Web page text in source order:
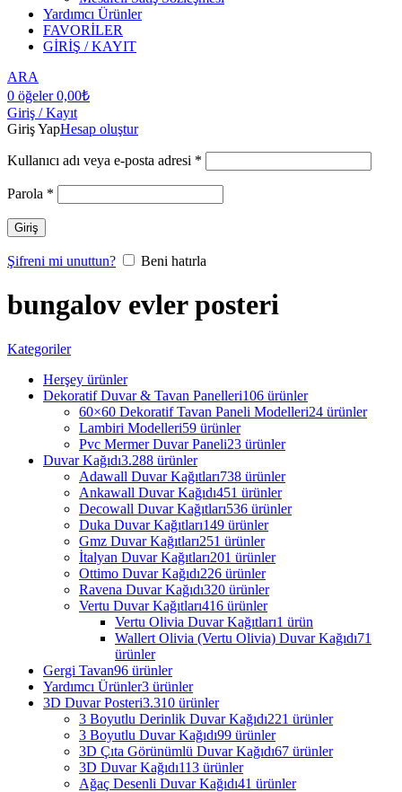
Yardımcı Ürünler
FAVORİLER
GİRİŞ / KAYIT
ARA
0 öğeler 0,00₺
Giriş / Kayıt
Giriş YapHesap oluştur
Kullanıcı adı veya e-posta adresi *
Parola *
Giriş
Şifreni mi unuttun? Beni hatırla
bungalov evler posteri
Kategoriler
Herşey ürünler
Dekoratif Duvar & Tavan Panelleri106 ürünler
60×60 Dekoratif Tavan Paneli Modelleri24 ürünler
Lambiri Modelleri59 ürünler
Pvc Mermer Duvar Paneli23 ürünler
Duvar Kağıdı3.288 ürünler
Adawall Duvar Kağıtları738 ürünler
Ankawall Duvar Kağıdı451 ürünler
Decowall Duvar Kağıtları536 ürünler
Duka Duvar Kağıtları149 ürünler
Gmz Duvar Kağıtları251 ürünler
İtalyan Duvar Kağıtları201 ürünler
Ottimo Duvar Kağıdı226 ürünler
Ravena Duvar Kağıdı320 ürünler
Vertu Duvar Kağıtları416 ürünler
Vertu Olivia Duvar Kağıtları1 ürün
Wallert Olivia (Vertu Olivia) Duvar Kağıdı71
ürünler
Gergi Tavan96 ürünler
Yardımcı Ürünler3 ürünler
3D Duvar Posteri3.310 ürünler
3 Boyutlu Derinlik Duvar Kağıdı221 ürünler
3 Boyutlu Duvar Kağıdı99 ürünler
3D Çıta Görünümlü Duvar Kağıdı67 ürünler
3D Duvar Kağıdı113 ürünler
Ağaç Desenli Duvar Kağıdı41 ürünler